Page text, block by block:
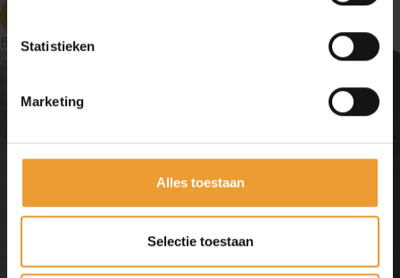
Statistieken
Marketing
Alles toestaan
Selectie toestaan
Bekijk de meest recente artikelen